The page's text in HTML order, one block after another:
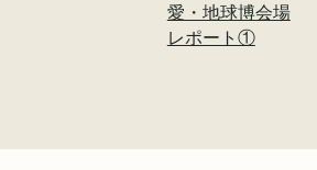
愛・地球博会場
レポート①